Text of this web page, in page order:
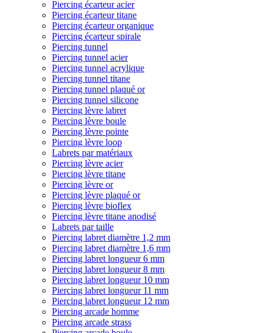
Piercing écarteur acier
Piercing écarteur titane
Piercing écarteur organique
Piercing écarteur spirale
Piercing tunnel
Piercing tunnel acier
Piercing tunnel acrylique
Piercing tunnel titane
Piercing tunnel plaqué or
Piercing tunnel silicone
Piercing lèvre labret
Piercing lèvre boule
Piercing lèvre pointe
Piercing lèvre loop
Labrets par matériaux
Piercing lèvre acier
Piercing lèvre titane
Piercing lèvre or
Piercing lèvre plaqué or
Piercing lèvre bioflex
Piercing lèvre titane anodisé
Labrets par taille
Piercing labret diamètre 1,2 mm
Piercing labret diamètre 1,6 mm
Piercing labret longueur 6 mm
Piercing labret longueur 8 mm
Piercing labret longueur 10 mm
Piercing labret longueur 11 mm
Piercing labret longueur 12 mm
Piercing arcade homme
Piercing arcade strass